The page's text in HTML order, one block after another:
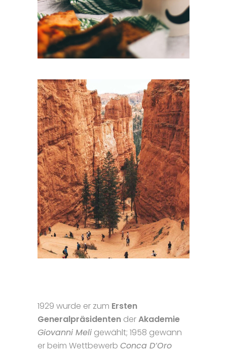
1929 wurde er zum Ersten
Generalpräsidenten derAkademie
Giovanni Meli gewählt; 1958 gewann
er beim Wettbewerb Conca D’Oro